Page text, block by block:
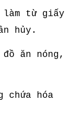
từ giấy
hủy.
ăn nóng,
chứa hóa